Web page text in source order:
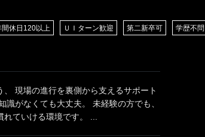
間休日120以上 ＵＩターン歓迎 第二新卒可 学歴不問
現場の進行を裏側から支えるサポート
がなくても大丈夫。 未経験の方でも、
ていける環境です。 ...